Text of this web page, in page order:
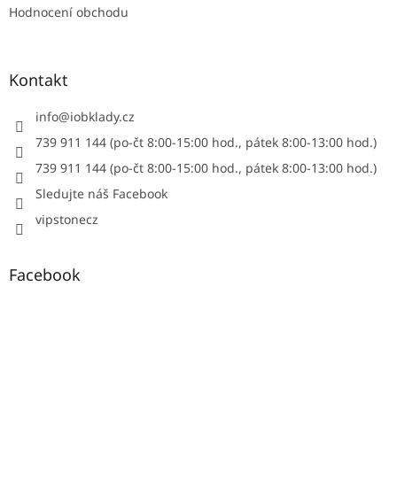
Hodnocení obchodu
Kontakt
info@iobklady.cz
739 911 144 (po-čt 8:00-15:00 hod., pátek 8:00-13:00 hod.)
739 911 144 (po-čt 8:00-15:00 hod., pátek 8:00-13:00 hod.)
Sledujte náš Facebook
vipstonecz
Facebook